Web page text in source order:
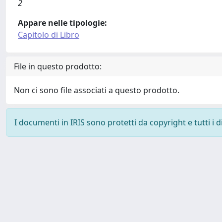
2
Appare nelle tipologie:
Capitolo di Libro
File in questo prodotto:
Non ci sono file associati a questo prodotto.
I documenti in IRIS sono protetti da copyright e tutti i